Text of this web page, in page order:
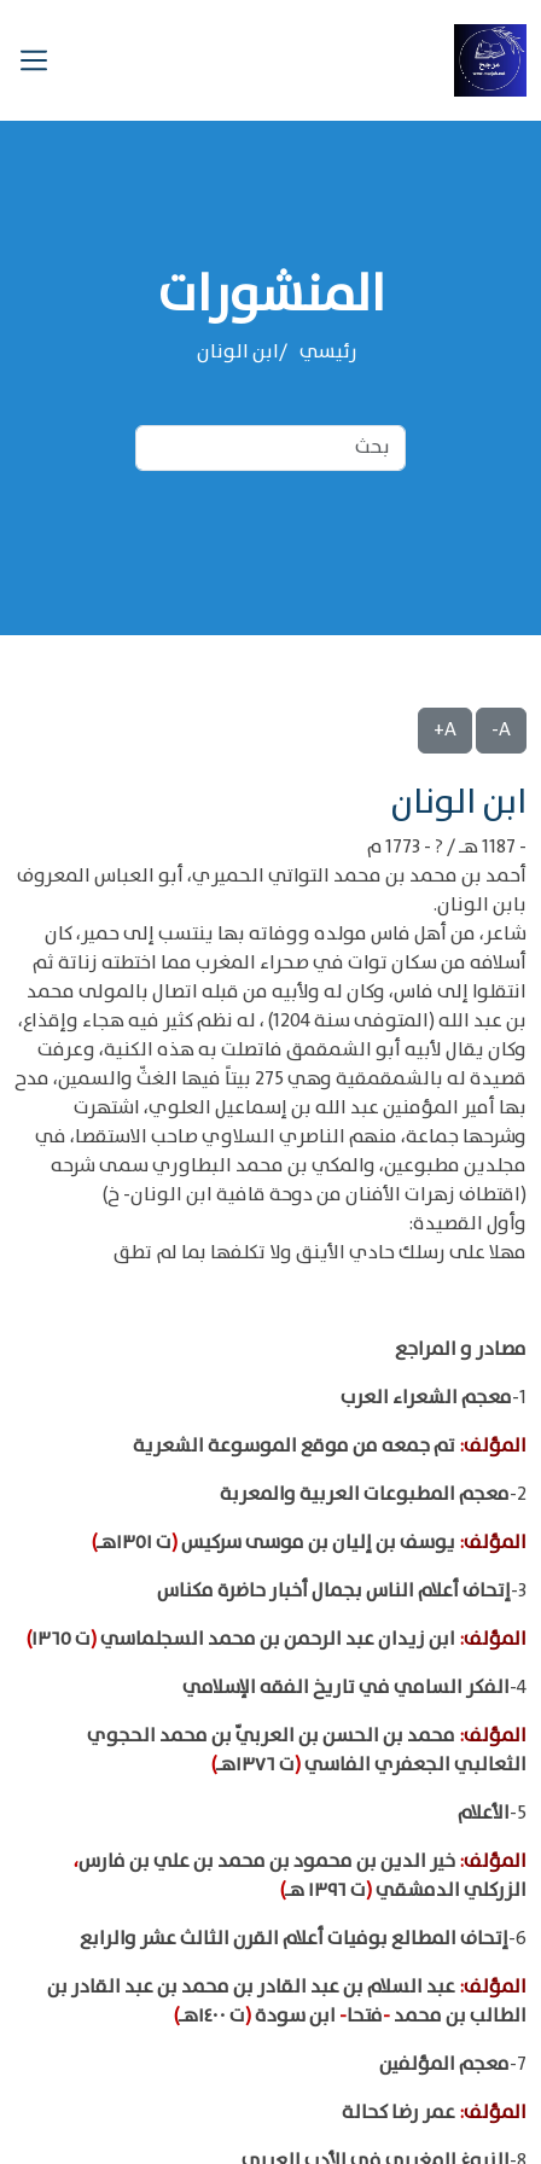
المنشورات
رئيسي ‌‌ابن الونان
A-
A+
‌‌ابن الونان
- 1187 هـ / ? - 1773 م
أحمد بن محمد بن محمد التواتي الحميري، أبو العباس المعروف
بابن الونان.
شاعر، من أهل فاس مولده ووفاته بها ينتسب إلى حمير، كان
أسلافه من سكان توات في صحراء المغرب مما اختطته زناتة ثم
انتقلوا إلى فاس، وكان له ولأبيه من قبله اتصال بالمولى محمد
بن عبد الله (المتوفى سنة 1204) ، له نظم كثير فيه هجاء وإقذاع،
وكان يقال لأبيه أبو الشمقمق فاتصلت به هذه الكنية، وعرفت
قصيدة له بالشمقمقية وهي 275 بيتاً فيها الغثّ والسمين، مدح
بها أمير المؤمنين عبد الله بن إسماعيل العلوي، اشتهرت
وشرحها جماعة، منهم الناصري السلاوي صاحب الاستقصا، في
مجلدين مطبوعين، والمكي بن محمد البطاوري سمى شرحه
(اقتطاف زهرات الأفنان من دوحة قافية ابن الونان- خ)
وأول القصيدة:
مهلا على رسلك حادي الأينق ولا تكلفها بما لم تطق
مصادر و المراجع
1- معجم الشعراء العرب
المؤلف:تم جمعه من موقع الموسوعة الشعرية
2- معجم المطبوعات العربية والمعربة
المؤلف: يوسف بن إليان بن موسى سركيس(ت ١٣٥١هـ
)
3- إتحاف أعلام الناس بجمال أخبار حاضرة مكناس
المؤلف: ابن زيدان عبد الرحمن بن محمد السجلماسي(ت ١٣٦٥
)
4- الفكر السامي في تاريخ الفقه الإسلامي
المؤلف: محمد بن الحسن بن العربيّ بن محمد الحجوي
الثعالبي الجعفري الفاسي(ت ١٣٧٦هـ
)
5- الأعلام
المؤلف:خير الدين بن محمود بن محمد بن علي بن فارس،
الزركلي الدمشقي(ت ١٣٩٦ هـ
)
6- إتحاف المطالع بوفيات أعلام القرن الثالث عشر والرابع
المؤلف:عبد السلام بن عبد القادر بن محمد بن عبد القادر بن
الطالب بن محمد-فتحا- ابن سودة(ت ١٤٠٠هـ
)
7- معجم المؤلفين
المؤلف:عمر رضا كحالة